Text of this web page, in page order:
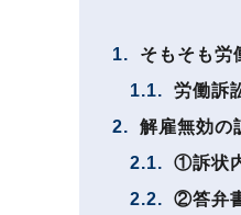
1.
そもそも労
1.1.
労働訴
2.
解雇無効の
2.1.
①訴状
2.2.
②答弁